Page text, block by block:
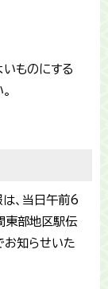
ものにする
、当日午前6
東部地区駅伝
知らせいた